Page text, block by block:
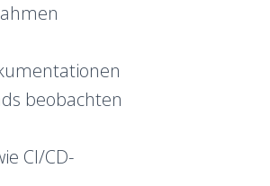
beobachten
CI/CD-